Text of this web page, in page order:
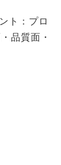
ト：プロ
品質面・